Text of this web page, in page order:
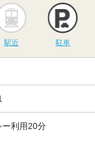
駅近 駐車
ー利用20分